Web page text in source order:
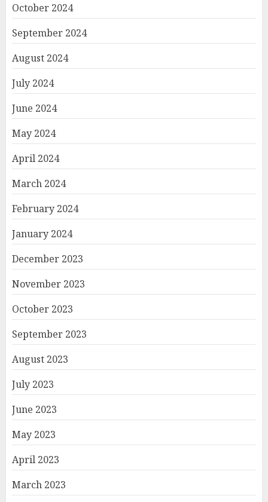
October 2024
September 2024
August 2024
July 2024
June 2024
May 2024
April 2024
March 2024
February 2024
January 2024
December 2023
November 2023
October 2023
September 2023
August 2023
July 2023
June 2023
May 2023
April 2023
March 2023